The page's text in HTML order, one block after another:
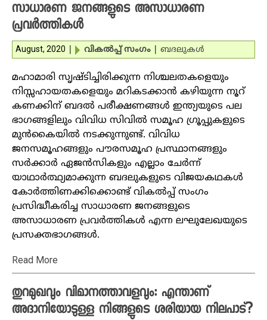
സാധാരണ ജനങ്ങളുടെ അസാധാരണ
പ്രവര്‍ത്തികള്‍
August, 2020 വികല്‍പ്പ് സംഗം ബദലുകള്‍
മഹാമാരി സൃഷ്ടിച്ചിരിക്കുന്ന നിശ്ചലതകളെയും
നിസ്സഹായതകളെയും മറികടക്കാന്‍ കഴിയുന്ന നൂറ്
കണക്കിന് ബദല്‍ പരീക്ഷണങ്ങള്‍ ഇന്ത്യയുടെ പല
ഭാഗങ്ങളിലും വിവിധ സിവില്‍ സമൂഹ ഗ്രൂപ്പുകളുടെ
മുന്‍കൈയില്‍ നടക്കുന്നുണ്ട്. വിവിധ
ജനസമൂഹങ്ങളും പൗരസമൂഹ പ്രസ്ഥാനങ്ങളും
സര്‍ക്കാര്‍ ഏജന്‍സികളും എല്ലാം ചേര്‍ന്ന്
യാഥാര്‍ത്ഥ്യമാക്കുന്ന ബദലുകളുടെ വിജയകഥകള്‍
കോര്‍ത്തിണക്കിക്കൊണ്ട് വികല്‍പ്പ് സംഗം
പ്രസിദ്ധീകരിച്ച സാധാരണ ജനങ്ങളുടെ
അസാധാരണ പ്രവര്‍ത്തികള്‍ എന്ന ലഘുലേഖയുടെ
പ്രസക്തഭാഗങ്ങള്‍.
Read More
തുറമുഖവും വിമാനത്താവളവും: എന്താണ്
അദാനിയോടുള്ള നിങ്ങളുടെ ശരിയായ നിലപാട്?